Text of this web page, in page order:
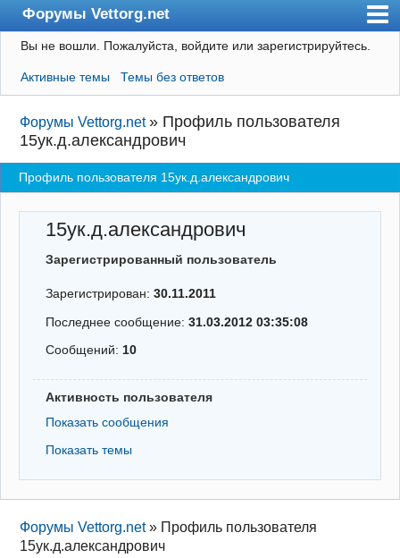
Форумы Vettorg.net
Главная
Пользователи
Правила
Поиск
Регистрация
Вход
Вы не вошли. Пожалуйста, войдите или зарегистрируйтесь.
Активные темы Темы без ответов
Форумы Vettorg.net » Профиль пользователя
15yк.д.александрович
Профиль пользователя 15yк.д.александрович
15yк.д.александрович
Зарегистрированный пользователь
Зарегистрирован:30.11.2011
Последнее сообщение:31.03.2012 03:35:08
Сообщений: 10
Активность пользователя
Показать сообщения
Показать темы
Форумы Vettorg.net » Профиль пользователя
15yк.д.александрович